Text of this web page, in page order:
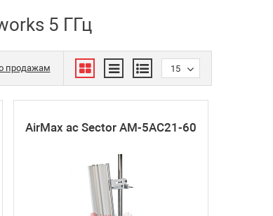
5 ГГц
продажам 15
AirMax ac Sector AM-5AC21-60